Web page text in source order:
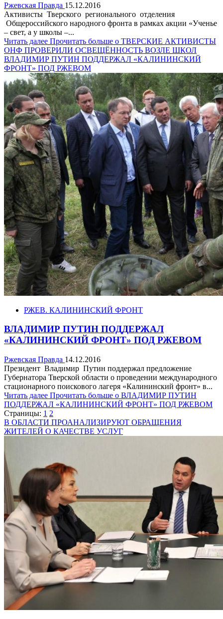
Ржевская Правда 15.12.2016
Активисты Тверского регионального отделения
Общероссийского народного фронта в рамках акции «Ученье
– свет, а у школы –...
Читать далее Прочитать больше о ТВЕРСКИЕ АКТИВИСТЫ
ОНФ ПРОВЕРИЛИ ОСВЕЩЁННОСТЬ ВОЗЛЕ ШКОЛ
ВЛАДИМИР ПУТИН ПОДДЕРЖАЛ «КАЛИНИНСКИЙ
ФРОНТ» ПОД РЖЕВОМ
РЖЕВ. КАЛИНИНСКИЙ ФРОНТ
ВЛАДИМИР ПУТИН ПОДДЕРЖАЛ
«КАЛИНИНСКИЙ ФРОНТ» ПОД РЖЕВОМ
Ржевская Правда 14.12.2016
Президент Владимир Путин поддержал предложение
Губернатора Тверской области о проведении международного
стационарного поискового лагеря «Калининский фронт» в...
Читать далее Прочитать больше о ВЛАДИМИР ПУТИН
ПОДДЕРЖАЛ «КАЛИНИНСКИЙ ФРОНТ» ПОД РЖЕВОМ
Страницы: 1 2
В ОБЛАСТИ ПРОАНАЛИЗИРУЮТ ОБРАЩЕНИЯ
ЖИТЕЛЕЙ О КАЧЕСТВЕ УСЛУГ